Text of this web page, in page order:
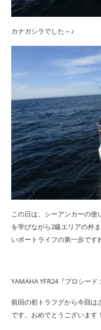
カナガシラでした～♪
この日は、シーアンカーの使
を学びながら2級エリアの外
いボートライフの第一歩です
YAMAHA YFR24『プロシード
前回の初トラフグから今回は
です。おめでとうございます！